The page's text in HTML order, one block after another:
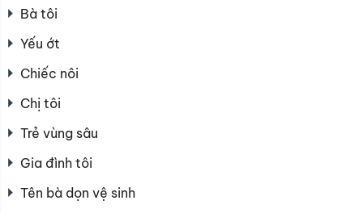
Bà tôi
Yếu ớt
Chiếc nôi
Chị tôi
Trẻ vùng sâu
Gia đình tôi
Tên bà dọn vệ sinh